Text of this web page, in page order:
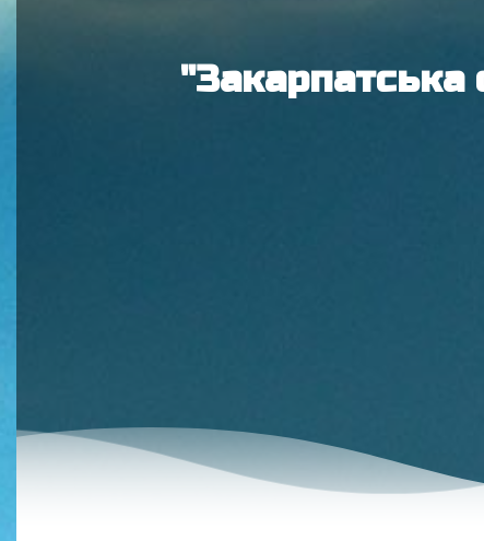
"Закарпатська